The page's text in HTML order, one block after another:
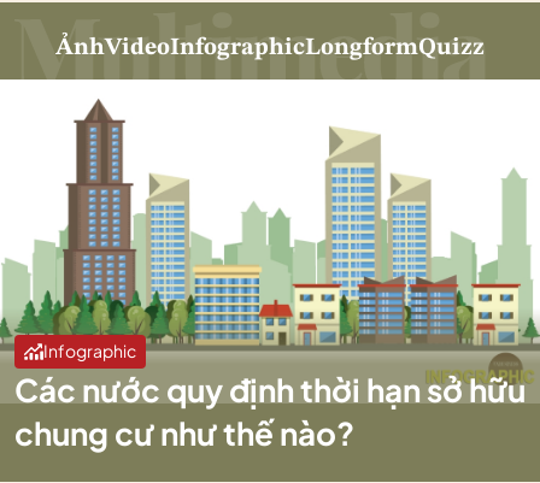
ẢnhVideoInfographicLongformQuizz
Infographic
Các nước quy định thời hạn sở hữu
chung cư như thế nào?